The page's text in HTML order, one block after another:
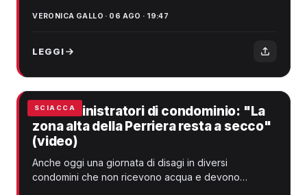
VERONICA GALLO · 06 AGO · 19:47
LEGGI
SCIACCA
Gli amministratori di condominio: "La
zona alta della Perriera resta a secco"
(video)
Anche oggi una giornata di disagi in diversi
condomini che non ricevono acqua e devono